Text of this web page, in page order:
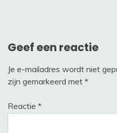
Geef een reactie
Je e-mailadres wordt niet
zijn gemarkeerd met *
Reactie *